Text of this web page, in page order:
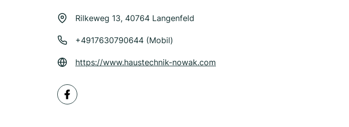
Rilkeweg 13, 40764 Langenfeld
+4917630790644 (Mobil)
https://www.haustechnik-nowak.com